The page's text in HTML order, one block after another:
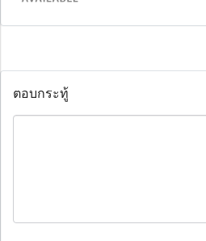
ตอบกระทู้